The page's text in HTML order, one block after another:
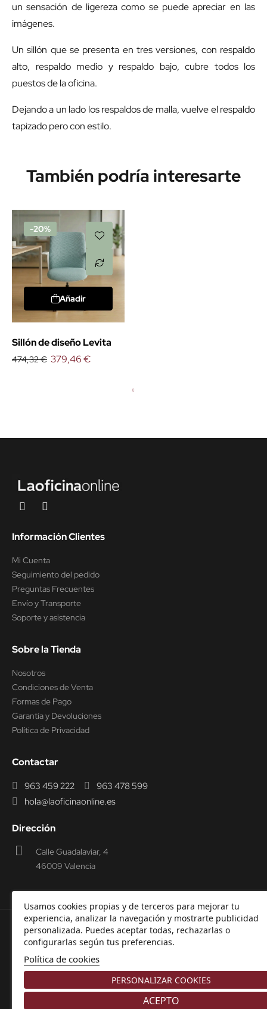
un sensación de ligereza como se puede apreciar en las
imágenes.
Un sillón que se presenta en tres versiones, con respaldo
alto, respaldo medio y respaldo bajo, cubre todos los
puestos de la oficina.
Dejando a un lado los respaldos de malla, vuelve el respaldo
tapizado pero con estilo.
También podría interesarte
-20%
Añadir
Sillón de diseño Levita
474,32 € 379,46 €
Usamos cookies propias y de terceros para mejorar tu
experiencia, analizar la navegación y mostrarte publicidad
personalizada. Puedes aceptar todas, rechazarlas o
configurarlas según tus preferencias.
Política de cookies
PERSONALIZAR COOKIES
ACEPTO
Información Clientes
Mi Cuenta
Seguimiento del pedido
Preguntas Frecuentes
Envío y Transporte
Soporte y asistencia
Sobre la Tienda
Nosotros
Condiciones de Venta
Formas de Pago
Garantía y Devoluciones
Política de Privacidad
Contactar
963 459 222
963 478 599
hola@laoficinaonline.es
Dirección
Calle Guadalaviar, 4
46009 Valencia
© 2000-2026 Laoficinaonline.SIDEOFFICE, S.L. CIF
B98914336 -
Aviso Legal -
Privacidad